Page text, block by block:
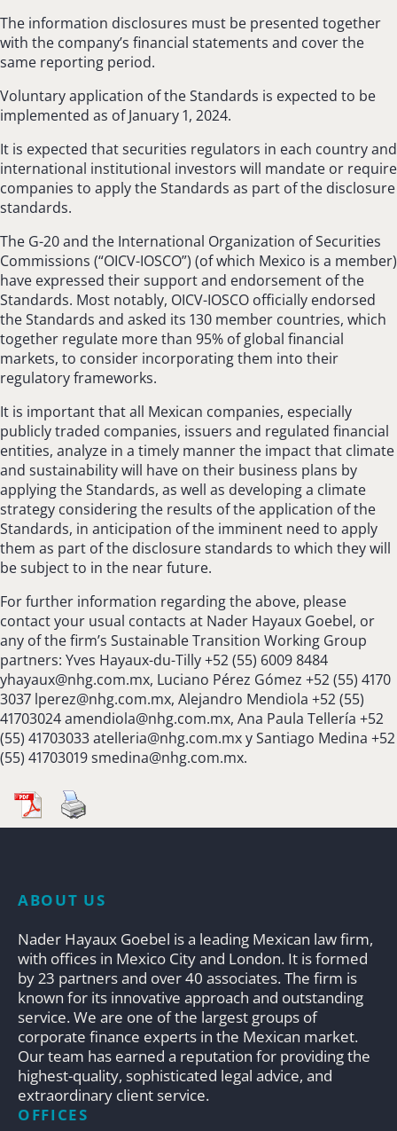
The information disclosures must be presented together
with the company’s financial statements and cover the
same reporting period.
Voluntary application of the Standards is expected to be
implemented as of January 1, 2024.
It is expected that securities regulators in each country and
international institutional investors will mandate or require
companies to apply the Standards as part of the disclosure
standards.
The G-20 and the International Organization of Securities
Commissions (“OICV-IOSCO”) (of which Mexico is a member)
have expressed their support and endorsement of the
Standards. Most notably, OICV-IOSCO officially endorsed
the Standards and asked its 130 member countries, which
together regulate more than 95% of global financial
markets, to consider incorporating them into their
regulatory frameworks.
It is important that all Mexican companies, especially
publicly traded companies, issuers and regulated financial
entities, analyze in a timely manner the impact that climate
and sustainability will have on their business plans by
applying the Standards, as well as developing a climate
strategy considering the results of the application of the
Standards, in anticipation of the imminent need to apply
them as part of the disclosure standards to which they will
be subject to in the near future.
For further information regarding the above, please
contact your usual contacts at Nader Hayaux Goebel, or
any of the firm’s Sustainable Transition Working Group
partners: Yves Hayaux-du-Tilly +52 (55) 6009 8484
yhayaux@nhg.com.mx, Luciano Pérez Gómez +52 (55) 4170
3037 lperez@nhg.com.mx, Alejandro Mendiola +52 (55)
41703024amendiola@nhg.com.mx, Ana Paula Tellería +52
(55) 41703033atelleria@nhg.com.mxy Santiago Medina +52
(55) 41703019smedina@nhg.com.mx.
ABOUT US
Nader Hayaux Goebel is a leading Mexican law firm,
with offices in Mexico City and London. It is formed
by 23 partners and over 40 associates. The firm is
known for its innovative approach and outstanding
service. We are one of the largest groups of
corporate finance experts in the Mexican market.
Our team has earned a reputation for providing the
highest-quality, sophisticated legal advice, and
extraordinary client service.
OFFICES